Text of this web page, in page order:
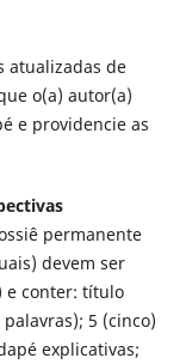
atualizadas de
o(a) autor(a)
e providencie as
permanente
devem ser
e conter: título
5 (cinco)
explicativas;